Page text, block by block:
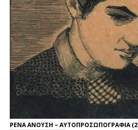
ΡΕΝΑ ΑΝΟΥΣΗ – ΑΥΤΟΠΡΟΣΩΠΟΓΡΑΦΙΑ